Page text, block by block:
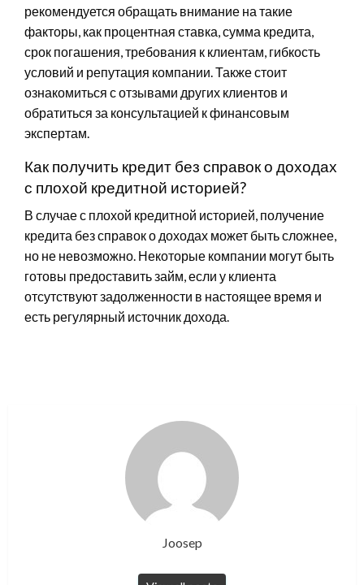
рекомендуется обращать внимание на такие
факторы, как процентная ставка, сумма кредита,
срок погашения, требования к клиентам, гибкость
условий и репутация компании. Также стоит
ознакомиться с отзывами других клиентов и
обратиться за консультацией к финансовым
экспертам.
Как получить кредит без справок о доходах
с плохой кредитной историей?
В случае с плохой кредитной историей, получение
кредита без справок о доходах может быть сложнее,
но не невозможно. Некоторые компании могут быть
готовы предоставить займ, если у клиента
отсутствуют задолженности в настоящее время и
есть регулярный источник дохода.
Joosep